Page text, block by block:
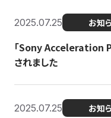
2025.07.25 お知
「Sony Acceleration
されました
2025.07.25 お知